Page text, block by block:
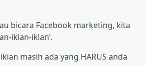
bicara Facebook marketing, kita
iklan-iklan’.
masih ada yang HARUS anda